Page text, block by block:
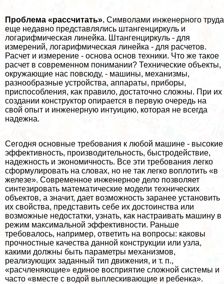
Проблема «рассчитать». Символами инженерного труда
еще недавно представлялись штангенциркуль и
логарифмическая линейка. Штангенциркуль - для
измерений, логарифмическая линейка - для расчетов.
Расчет и измерение - основа основ техники. Что же такое
расчет в современном понимании? Технические объекты,
окружающие нас повсюду, - машины, механизмы,
разнообразные устройства, аппараты, приборы,
приспособления, как правило, достаточно сложны. При их
создании конструктор опирается в первую очередь на
свой опыт и инженерную интуицию, которая не всегда
надежна.
Сегодня основные требования к любой машине - высокие
эффективность, производительность, быстродействие,
надежность и экономичность. Все эти требования легко
сформулировать на словах, но не так легко воплотить «в
железе». Современное инженерное дело позволяет
синтезировать математические модели технических
объектов, а значит, дает возможность заранее установить
их свойства, представить себе их достоинства или
возможные недостатки, узнать, как настраивать машину в
режим максимальной эффективности. Раньше
требовалось, например, ответить на вопросы: каковы
прочностные качества данной конструкции или узла,
какими должны быть параметры механизмов,
реализующих заданный тип движения, и т. п.,
«расчлeняющие» единое восприятие сложной системы и
часто «вместе с водой выплескивающие и ребенка».